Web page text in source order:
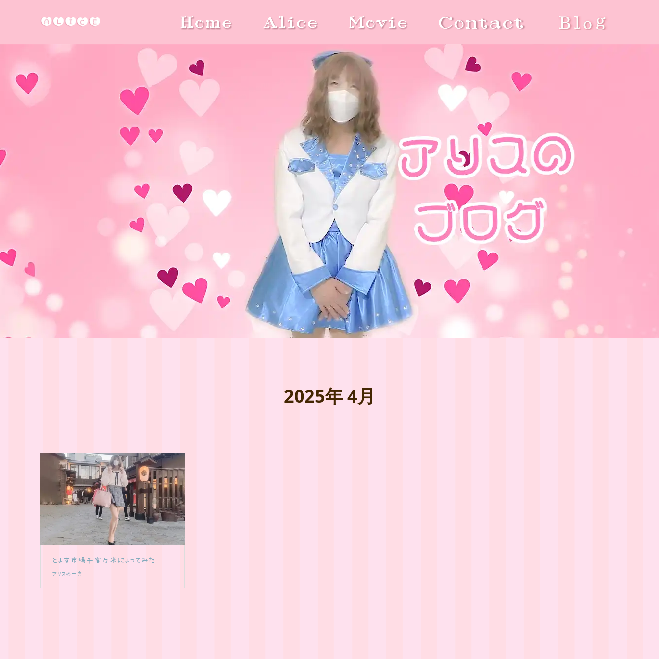
2025年 4月
とよす市場千客万来によってみた
アリスの一言